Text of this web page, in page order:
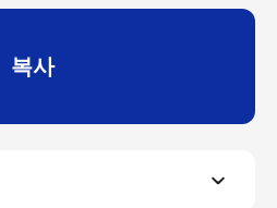
복사